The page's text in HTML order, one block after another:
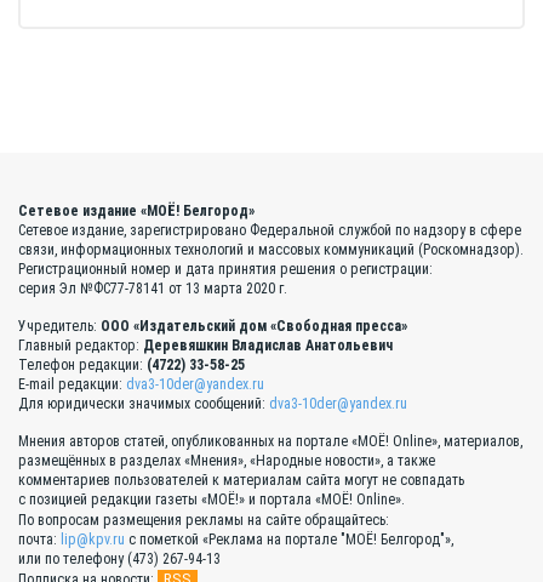
Сетевое издание «МОЁ! Белгород»
Сетевое издание, зарегистрировано Федеральной службой по надзору в сфере
связи, информационных технологий и массовых коммуникаций (Роскомнадзор).
Регистрационный номер и дата принятия решения о регистрации:
серия Эл №ФС77-78141 от 13 марта 2020 г.
Учредитель: ООО «Издательский дом «Свободная пресса»
Главный редактор: Деревяшкин Владислав Анатольевич
Телефон редакции: (4722) 33-58-25
E-mail редакции: dva3-10der@yandex.ru
Для юридически значимых сообщений: dva3-10der@yandex.ru
Мнения авторов статей, опубликованных на портале «МОЁ! Online», материалов,
размещённых в разделах «Мнения», «Народные новости», а также
комментариев пользователей к материалам сайта могут не совпадать
с позицией редакции газеты «МОЁ!» и портала «МОЁ! Online».
По вопросам размещения рекламы на сайте обращайтесь:
почта: lip@kpv.ru с пометкой «Реклама на портале "МОЁ! Белгород"»,
или по телефону (473) 267-94-13